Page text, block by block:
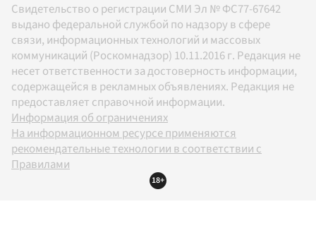
Свидетельство о регистрации СМИ Эл № ФС77-67642
выдано федеральной службой по надзору в сфере
связи, информационных технологий и массовых
коммуникаций (Роскомнадзор) 10.11.2016 г. Редакция не
несет ответственности за достоверность информации,
содержащейся в рекламных объявлениях. Редакция не
предоставляет справочной информации.
Информация об ограничениях
На информационном ресурсе применяются
рекомендательные технологии в соответствии с
Правилами
18+